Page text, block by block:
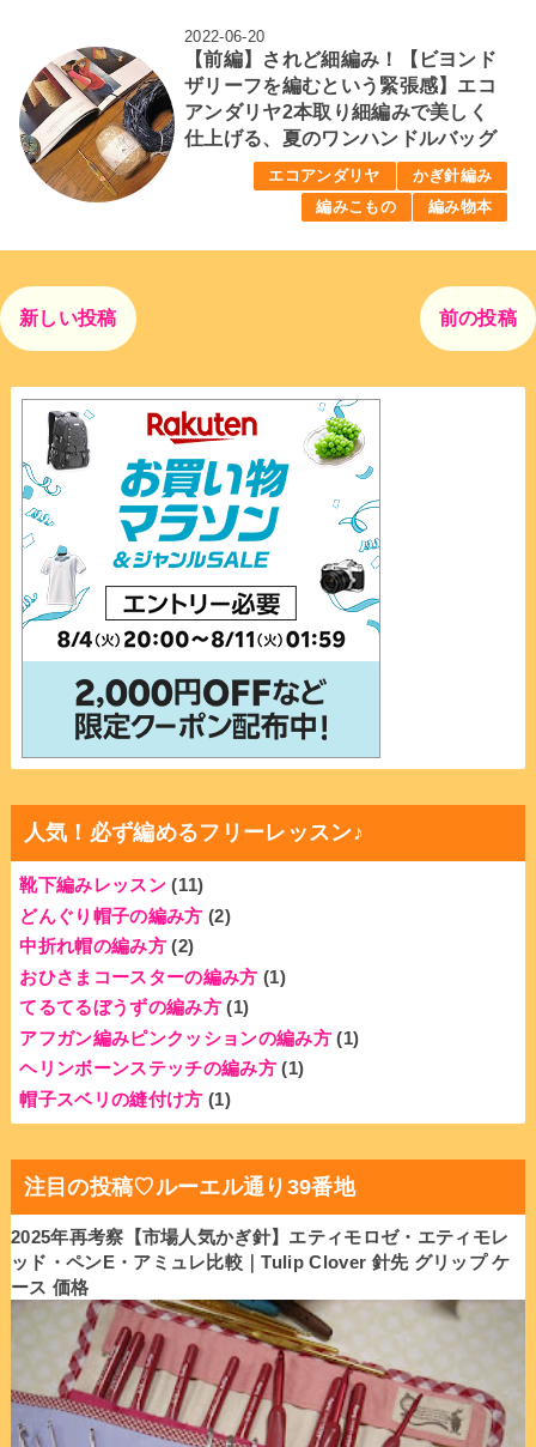
2022-06-20
【前編】されど細編み！【ビヨンド
ザリーフを編むという緊張感】エコ
アンダリヤ2本取り細編みで美しく
仕上げる、夏のワンハンドルバッグ
エコアンダリヤ
かぎ針編み
編みこもの
編み物本
新しい投稿 前の投稿
人気！必ず編めるフリーレッスン♪
靴下編みレッスン (11)
どんぐり帽子の編み方 (2)
中折れ帽の編み方 (2)
おひさまコースターの編み方 (1)
てるてるぼうずの編み方 (1)
アフガン編みピンクッションの編み方 (1)
ヘリンボーンステッチの編み方 (1)
帽子スベリの縫付け方 (1)
注目の投稿♡ルーエル通り39番地
2025年再考察【市場人気かぎ針】エティモロゼ・エティモレ
ッド・ペンE・アミュレ比較｜Tulip Clover 針先 グリップ ケ
ース 価格